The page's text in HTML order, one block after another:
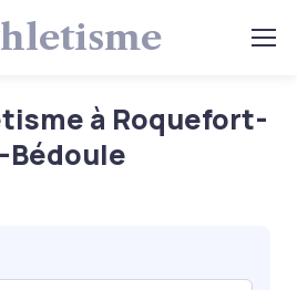
à Roquefort-
Bédoule